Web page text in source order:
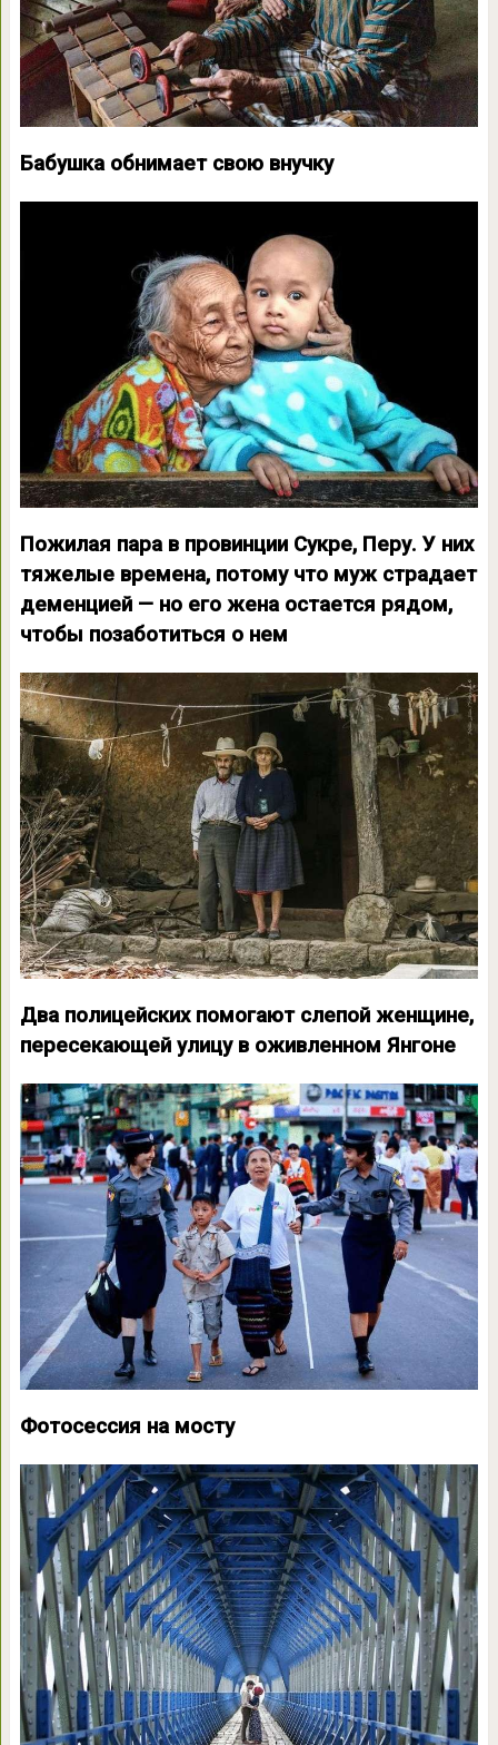
Бабушка обнимает свою внучку
Пожилая пара в провинции Сукре, Перу. У них
тяжелые времена, потому что муж страдает
деменцией — но его жена остается рядом,
чтобы позаботиться о нем
Два полицейских помогают слепой женщине,
пересекающей улицу в оживленном Янгоне
Фотосессия на мосту